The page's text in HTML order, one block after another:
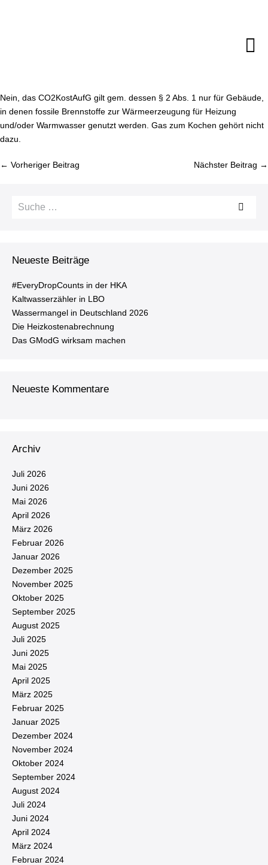
Nein, das CO2­Kost­AufG gilt gem. dessen § 2 Abs. 1 nur für Gebäude,
in denen fossile Brenn­stof­fe zur Wär­me­er­zeu­gung für Heizung
und/oder Warmwasser genutzt werden. Gas zum Kochen gehört nicht
dazu.
Bei­
← Vorheriger Beitrag Nächster Beitrag →
Suche
Neueste Beiträge
#Ever­y­Drop­Counts in der HKA
Kalt­was­ser­zäh­ler in LBO
Was­ser­man­gel in Deutsch­land 2026
Die Heiz­kos­ten­ab­rech­nung
Das GModG wirksam machen
Neueste Kommentare
Archiv
Juli 2026
Juni 2026
Mai 2026
April 2026
März 2026
Februar 2026
Januar 2026
Dezember 2025
November 2025
Oktober 2025
September 2025
August 2025
Juli 2025
Juni 2025
Mai 2025
April 2025
März 2025
Februar 2025
Januar 2025
Dezember 2024
November 2024
Oktober 2024
September 2024
August 2024
Juli 2024
Juni 2024
April 2024
März 2024
Februar 2024